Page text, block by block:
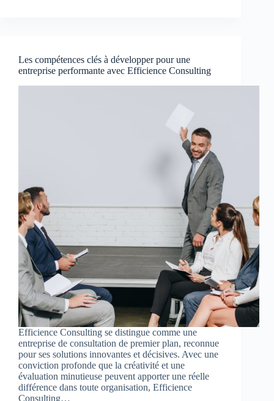
Les compétences clés à développer pour une
entreprise performante avec Efficience Consulting
Efficience Consulting se distingue comme une
entreprise de consultation de premier plan, reconnue
pour ses solutions innovantes et décisives. Avec une
conviction profonde que la créativité et une
évaluation minutieuse peuvent apporter une réelle
différence dans toute organisation, Efficience
Consulting…